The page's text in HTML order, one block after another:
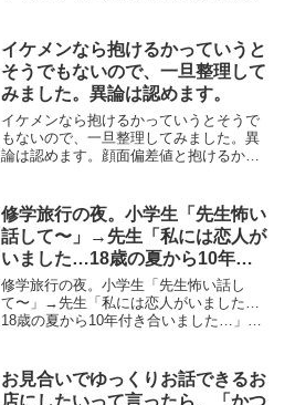
間の奢り奢られ論争ですが、結局は奢る
男から売れていくし、ちゃ...
イケメンなら抱けるかっていうと
そうでもないので、一旦整理して
みました。異論は認めます。
イケメンなら抱けるかっていうとそうで
もないので、一旦整理してみました。異
論は認めます。顔面偏差値と抱けるか否
とそうでもないので、一旦整理してみま
した。異論は認めます。...
修学旅行の夜。小学生「先生怖い
話して〜」→先生「私には恋人が
いました…18歳の夏から10年付
き合いました…」
修学旅行の夜。小学生「先生怖い話し
て〜」→先生「私には恋人がいました…
18歳の夏から10年付き合いました…」ネ
(@hikiniku500kg) June 6, 2022...
お見合いでゆっくりお話できるお